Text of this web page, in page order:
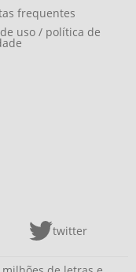
frequentes
uso / política de
twitter